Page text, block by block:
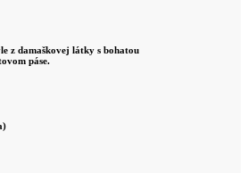
z damaškovej látky s bohatou
páse.